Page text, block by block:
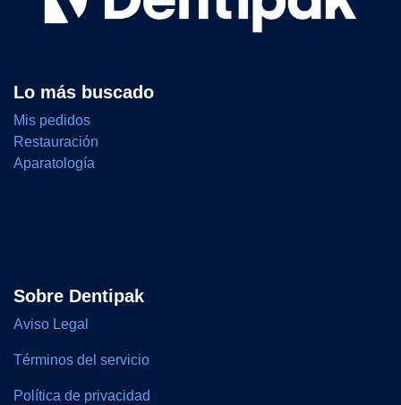
Lo más buscado
Mis pedidos
Restauración
Aparatología
Sobre Dentipak
Aviso Legal
Términos del servicio
Política de privacidad